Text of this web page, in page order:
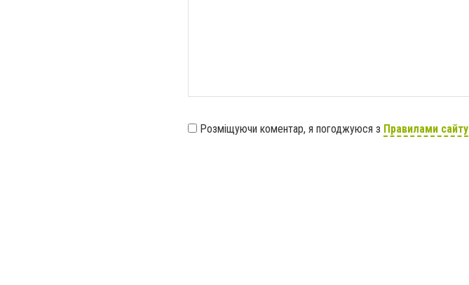
Розміщуючи коментар, я погоджуюся з Правилами сайту